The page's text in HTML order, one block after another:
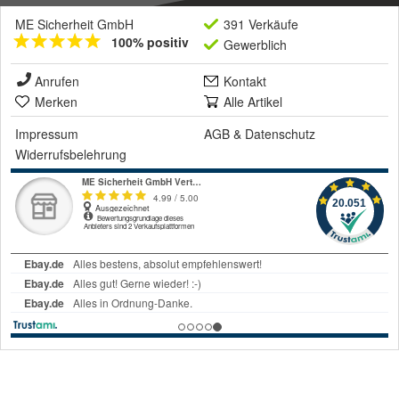
ME Sicherheit GmbH
100% positiv
391 Verkäufe
Gewerblich
Anrufen
Kontakt
Merken
Alle Artikel
Impressum
AGB & Datenschutz
Widerrufsbelehrung